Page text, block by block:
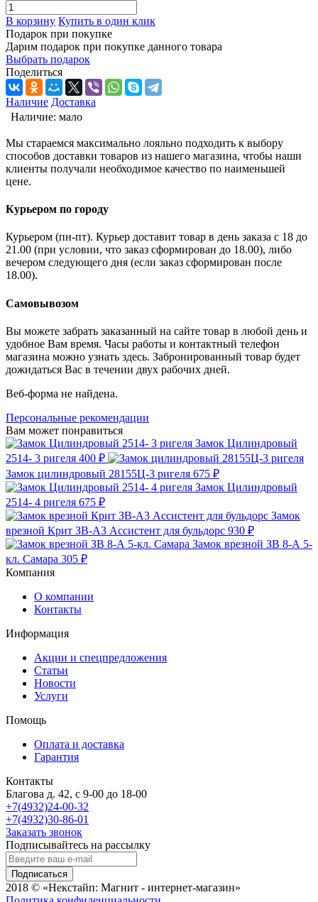
В корзину Купить в один клик
Подарок при покупке
Дарим подарок при покупке данного товара
Выбрать подарок
Поделиться
Наличие Доставка
Наличие: мало
Мы стараемся максимально лояльно подходить к выбору
способов доставки товаров из нашего магазина, чтобы наши
клиенты получали необходимое качество по наименьшей
цене.
Курьером по городу
Курьером (пн-пт). Курьер доставит товар в день заказа с 18 до
21.00 (при условии, что заказ сформирован до 18.00), либо
вечером следующего дня (если заказ сформирован после
18.00).
Самовывозом
Вы можете забрать заказанный на сайте товар в любой день и
удобное Вам время. Часы работы и контактный телефон
магазина можно узнать здесь. Забронированный товар будет
дожидаться Вас в течении двух рабочих дней.
Веб-форма не найдена.
Персональные рекомендации
Вам может понравиться
Замок Цилиндровый
2514- 3 ригеля 400 ₽
Замок цилиндровый 28155Ц-3 ригеля 675 ₽
Замок Цилиндровый
2514- 4 ригеля 675 ₽
Замок
врезной Крит ЗВ-А3 Ассистент для бульдорс 930 ₽
Замок врезной ЗВ 8-А 5-
кл. Самара 305 ₽
Компания
О компании
Контакты
Информация
Акции и спецпредложения
Статьи
Новости
Услуги
Помощь
Оплата и доставка
Гарантия
Контакты
Благова д. 42, с 9-00 до 18-00
+7(4932)24-00-32
+7(4932)30-86-01
Заказать звонок
Подписывайтесь на рассылку
Подписаться
2018 © «Некстайп: Магнит - интернет-магазин»